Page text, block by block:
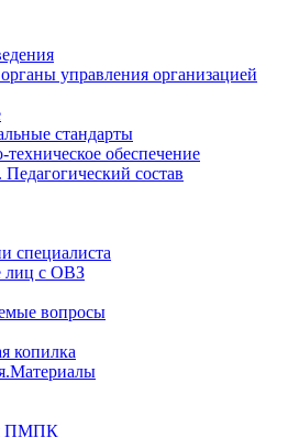
управления организацией
стандарты
обеспечение
Педагогический состав
специалиста
лиц с ОВЗ
вопросы
копилка
ПМПК